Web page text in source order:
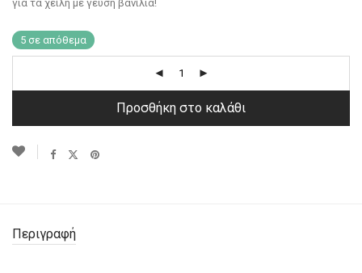
για τα χείλη με γεύση βανίλια!
5 σε απόθεμα
Προσθήκη στο καλάθι
Περιγραφή